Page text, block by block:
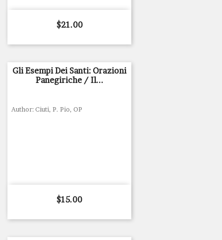
Price
$21.00
Gli Esempi Dei Santi: Orazioni
Panegiriche / Il...
Author: Ciuti, P. Pio, OP
Price
$15.00